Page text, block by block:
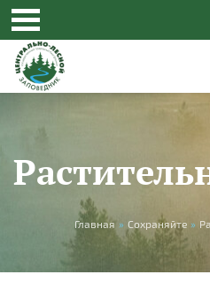
Перейти к основному содержанию
Вы здесь
Главная » Сохраняйте »